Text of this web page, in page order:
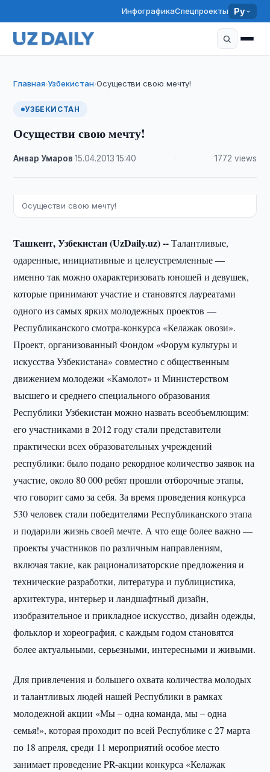
ИнфографикаСпецпроекты Ру
Главная›Узбекистан›Осуществи свою мечту!
УЗБЕКИСТАН
Осуществи свою мечту!
Анвар Умаров ·15.04.2013 ·15:40 1772 views
Осуществи свою мечту!
Ташкент, Узбекистан (UzDaily.uz) --Талантливые,
одаренные, инициативные и целеустремленные —
именно так можно охарактеризовать юношей и девушек,
которые принимают участие и становятся лауреатами
одного из самых ярких молодежных проектов —
Республиканского смотра-конкурса «Келажак овози».
Проект, организованный Фондом «Форум культуры и
искусства Узбекистана» совместно с общественным
движением молодежи «Камолот» и Министерством
высшего и среднего специального образования
Республики Узбекистан можно назвать всеобъемлющим:
его участниками в 2012 году стали представители
практически всех образовательных учреждений
республики: было подано рекордное количество заявок на
участие, около 80 000 ребят прошли отборочные этапы,
что говорит само за себя. За время проведения конкурса
530 человек стали победителями Республиканского этапа
и подарили жизнь своей мечте. А что еще более важно —
проекты участников по различным направлениям,
включая такие, как рационализаторские предложения и
технические разработки, литература и публицистика,
архитектура, интерьер и ландшафтный дизайн,
изобразительное и прикладное искусство, дизайн одежды,
фольклор и хореография, с каждым годом становятся
более актуальными, серьезными, интересными и живыми.
Для привлечения и большего охвата количества молодых
и талантливых людей нашей Республики в рамках
молодежной акции «Мы – одна команда, мы – одна
семья!», которая проходит по всей Республике с 27 марта
по 18 апреля, среди 11 мероприятий особое место
занимает проведение PR-акции конкурса «Келажак